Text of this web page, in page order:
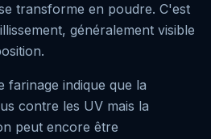
transforme en poudre. C'est
généralement visible
farinage indique que la
contre les UV mais la
peut encore être